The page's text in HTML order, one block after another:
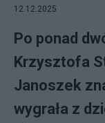
12.12.2025
Po ponad
Krzysztofa
Janoszek
wygrała z